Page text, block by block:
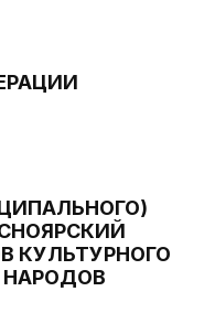
КУЛЬТУРНОГО